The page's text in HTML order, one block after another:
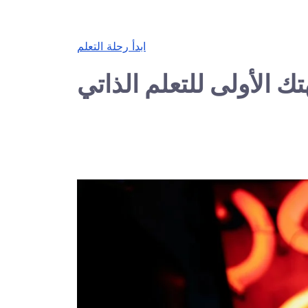
ابدأ رحلة التعلم
الأولى للتعلم الذاتي